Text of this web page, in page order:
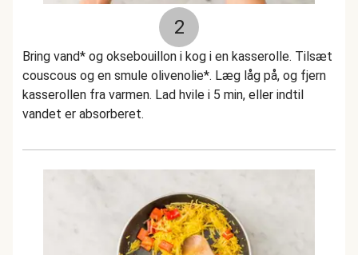
2
Bring vand* og oksebouillon i kog i en kasserolle. Tilsæt
couscous og en smule olivenolie*. Læg låg på, og fjern
kasserollen fra varmen. Lad hvile i 5 min, eller indtil
vandet er absorberet.